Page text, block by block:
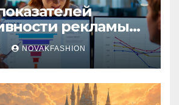
рекламы
точек
NOVAKFASHION